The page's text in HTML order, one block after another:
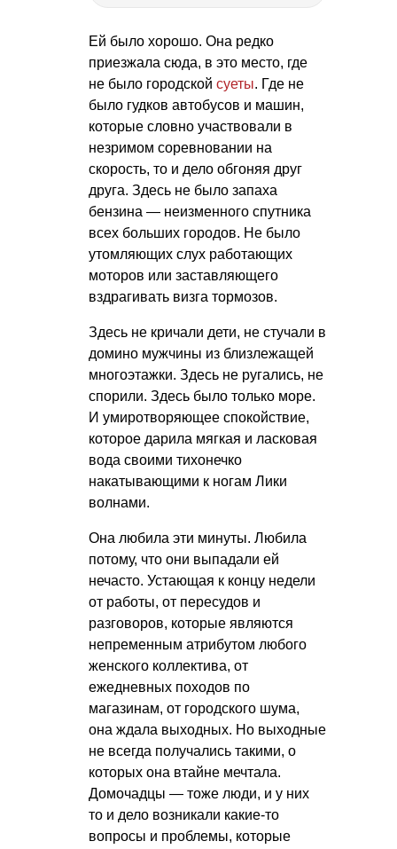
Ей было хорошо. Она редко
приезжала сюда, в это место, где
не было городской суеты. Где не
было гудков автобусов и машин,
которые словно участвовали в
незримом соревновании на
скорость, то и дело обгоняя друг
друга. Здесь не было запаха
бензина — неизменного спутника
всех больших городов. Не было
утомляющих слух работающих
моторов или заставляющего
вздрагивать визга тормозов.
Здесь не кричали дети, не стучали в
домино мужчины из близлежащей
многоэтажки. Здесь не ругались, не
спорили. Здесь было только море.
И умиротворяющее спокойствие,
которое дарила мягкая и ласковая
вода своими тихонечко
накатывающими к ногам Лики
волнами.
Она любила эти минуты. Любила
потому, что они выпадали ей
нечасто. Устающая к концу недели
от работы, от пересудов и
разговоров, которые являются
непременным атрибутом любого
женского коллектива, от
ежедневных походов по
магазинам, от городского шума,
она ждала выходных. Но выходные
не всегда получались такими, о
которых она втайне мечтала.
Домочадцы — тоже люди, и у них
то и дело возникали какие-то
вопросы и проблемы, которые